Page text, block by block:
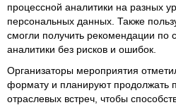
процессной аналитики на разных
персональных данных. Также
смогли получить рекомендации по
аналитики без рисков и ошибок.
Организаторы мероприятия
формату и планируют продолжать
отраслевых встреч, чтобы